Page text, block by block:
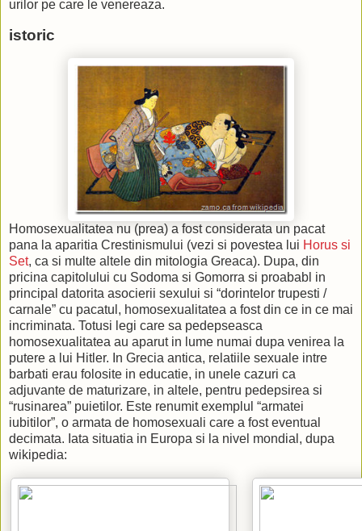
urilor pe care le venereaza.
istoric
Homosexualitatea nu (prea) a fost considerata un pacat
pana la aparitia Crestinismului (vezi si povestea lui Horus si
Set, ca si multe altele din mitologia Greaca). Dupa, din
pricina capitolului cu Sodoma si Gomorra si proababl in
principal datorita asocierii sexului si “dorintelor trupesti /
carnale” cu pacatul, homosexualitatea a fost din ce in ce mai
incriminata. Totusi legi care sa pedepseasca
homosexualitatea au aparut in lume numai dupa venirea la
putere a lui Hitler. In Grecia antica, relatiile sexuale intre
barbati erau folosite in educatie, in unele cazuri ca
adjuvante de maturizare, in altele, pentru pedepsirea si
“rusinarea” puietilor. Este renumit exemplul “armatei
iubitilor”, o armata de homosexuali care a fost eventual
decimata. Iata situatia in Europa si la nivel mondial, dupa
wikipedia: